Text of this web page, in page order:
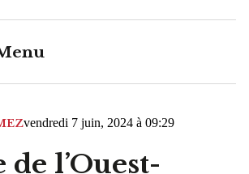
vendredi 7 juin, 2024 à 09:29
l’Ouest-